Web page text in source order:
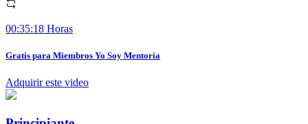
00:35:18 Horas
Gratis para Miembros Yo Soy Mentoria
Adquirir este video